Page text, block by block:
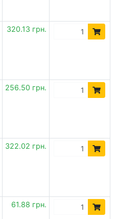
320.13 грн.
256.50 грн.
322.02 грн.
61.88 грн.